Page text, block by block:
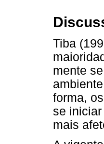
Tiba
mente
forma,
se
mais